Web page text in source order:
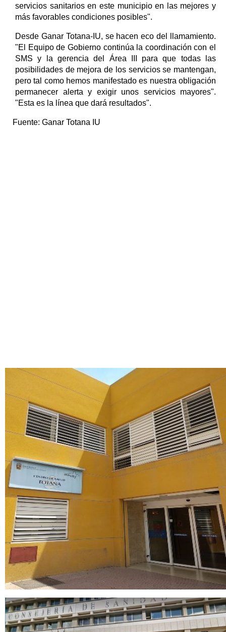
servicios sanitarios en este municipio en las mejores y
más favorables condiciones posibles".
Desde Ganar Totana-IU, se hacen eco del llamamiento.
"El Equipo de Gobierno continúa la coordinación con el
SMS y la gerencia del Área III para que todas las
posibilidades de mejora de los servicios se mantengan,
pero tal como hemos manifestado es nuestra obligación
permanecer alerta y exigir unos servicios mayores".
"Esta es la línea que dará resultados".
Fuente: Ganar Totana IU